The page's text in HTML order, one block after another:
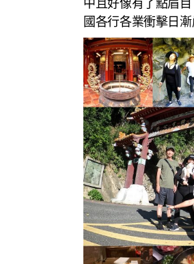
中且好像有了點眉
國各行各業衝擊日